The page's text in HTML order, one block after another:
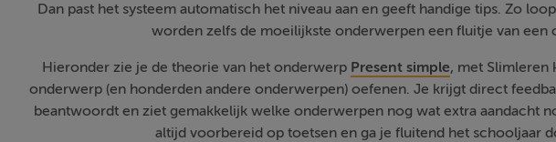
Dan past het systeem automatisch het niveau aan en geeft handige tips. Zo
worden zelfs de moeilijkste onderwerpen een fluitje van een
Hieronder zie je de theorie van het onderwerp Present simple, met Slimleren
onderwerp (en honderden andere onderwerpen) oefenen. Je krijgt direct
beantwoordt en ziet gemakkelijk welke onderwerpen nog wat extra aandacht
altijd voorbereid op toetsen en ga je fluitend het schooljaar